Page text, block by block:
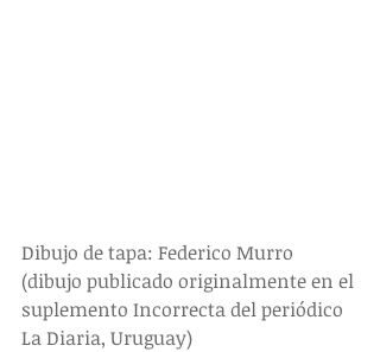
Dibujo de tapa: Federico Murro
(dibujo publicado originalmente en el
suplemento Incorrecta del periódico
La Diaria, Uruguay)